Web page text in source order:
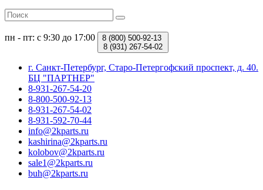
пн - пт: с 9:30 до 17:00 8 (800) 500-92-13
8 (931) 267-54-02
г. Санкт-Петербург, Старо-Петергофский проспект, д. 40.
БЦ "ПАРТНЕР"
8-931-267-54-20
8-800-500-92-13
8-931-267-54-02
8-931-592-70-44
info@2kparts.ru
kashirina@2kparts.ru
kolobov@2kparts.ru
sale1@2kparts.ru
buh@2kparts.ru